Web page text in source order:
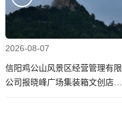
2026-08-07
信阳鸡公山风景区经营管理有限
公司报晓峰广场集装箱文创店采